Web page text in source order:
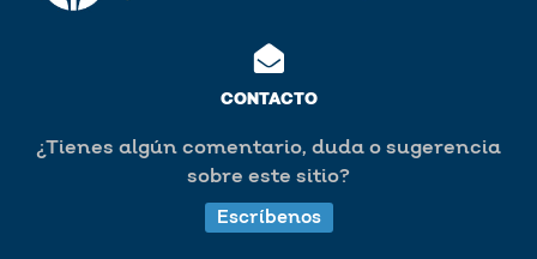
CONTACTO
¿Tienes algún comentario, duda o sugerencia
sobre este sitio?
Escríbenos